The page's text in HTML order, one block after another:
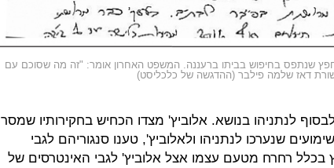
שנתפס בחיפוש בביתו ברעננה. המשפט האחרון אומר: "זה מה שסוכם עם
דאז שלמה פילבר (ההדגשה של כלכליסט)
לנתניהו בנושא. אלוביץ' מצדו הכחיש בחקירותיו שמסר
שנערכו לנתניהו ולאלוביץ', טענו סנגוריהם לגבי
בכלל רחרח מטעם עצמו אצל אלוביץ' לגבי האינטרסים של